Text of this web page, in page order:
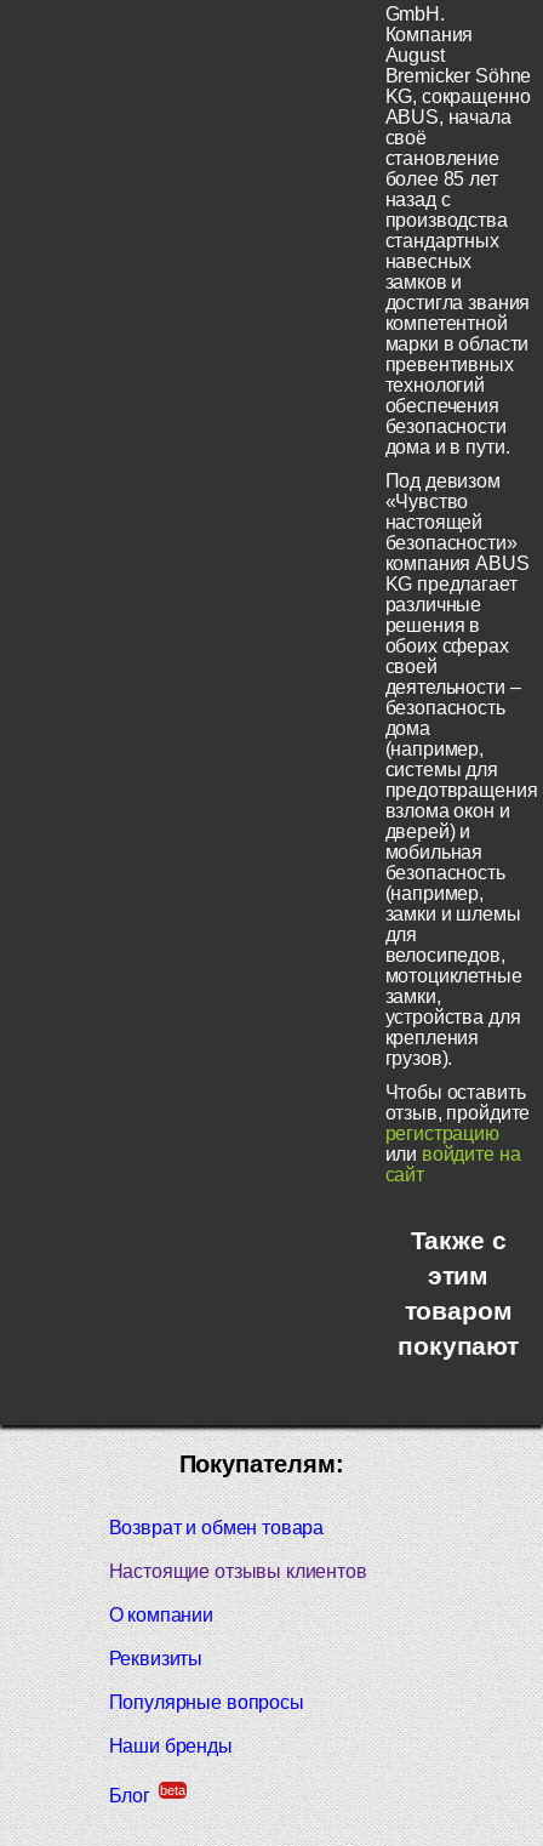
GmbH.
Компания
August
Bremicker Söhne
KG, сокращенно
ABUS, начала
своё
становление
более 85 лет
назад с
производства
стандартных
навесных
замков и
достигла звания
компетентной
марки в области
превентивных
технологий
обеспечения
безопасности
дома и в пути.
Под девизом
«Чувство
настоящей
безопасности»
компания ABUS
KG предлагает
различные
решения в
обоих сферах
своей
деятельности –
безопасность
дома
(например,
системы для
предотвращения
взлома окон и
дверей) и
мобильная
безопасность
(например,
замки и шлемы
для
велосипедов,
мотоциклетные
замки,
устройства для
крепления
грузов).
Чтобы оставить
отзыв, пройдите
регистрацию
или войдите на
сайт
Также с
этим
товаром
покупают
Покупателям:
Возврат и обмен товара
Настоящие отзывы клиентов
О компании
Реквизиты
Популярные вопросы
Наши бренды
Блог beta